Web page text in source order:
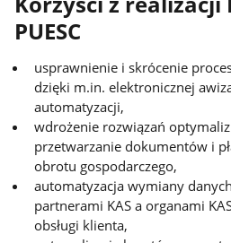
PUESC
usprawnienie i skrócenie
dzięki m.in. elektronicznej
automatyzacji,
wdrożenie rozwiązań
przetwarzanie dokumentów i
obrotu gospodarczego,
automatyzacja wymiany
partnerami KAS a organami
obsługi klienta,